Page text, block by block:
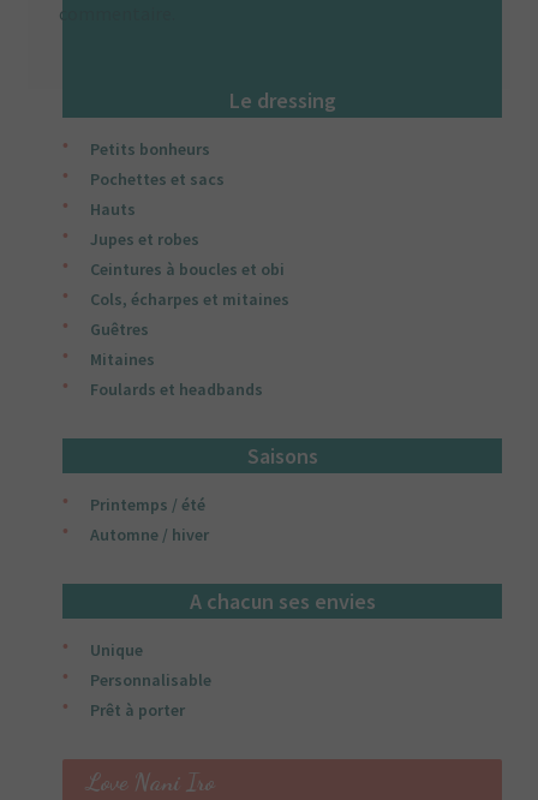
commentaire.
Le dressing
Petits bonheurs
Pochettes et sacs
Hauts
Jupes et robes
Ceintures à boucles et obi
Cols, écharpes et mitaines
Guêtres
Mitaines
Foulards et headbands
Saisons
Printemps / été
Automne / hiver
A chacun ses envies
Unique
Personnalisable
Prêt à porter
Love Nani Iro